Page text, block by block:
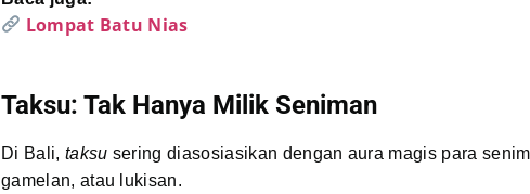
Lompat Batu Nias
Taksu: Tak Hanya Milik Seniman
Di Bali, taksu sering diasosiasikan dengan aura magis para
gamelan, atau lukisan.